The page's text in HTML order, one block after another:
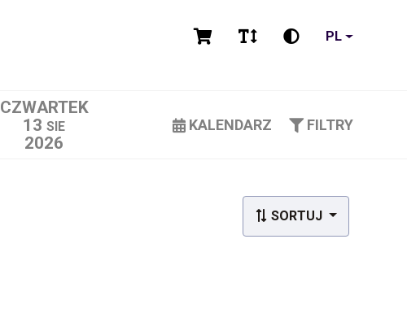
PL
CZWARTEK
13 SIE
2026
KALENDARZ FILTRY
SORTUJ